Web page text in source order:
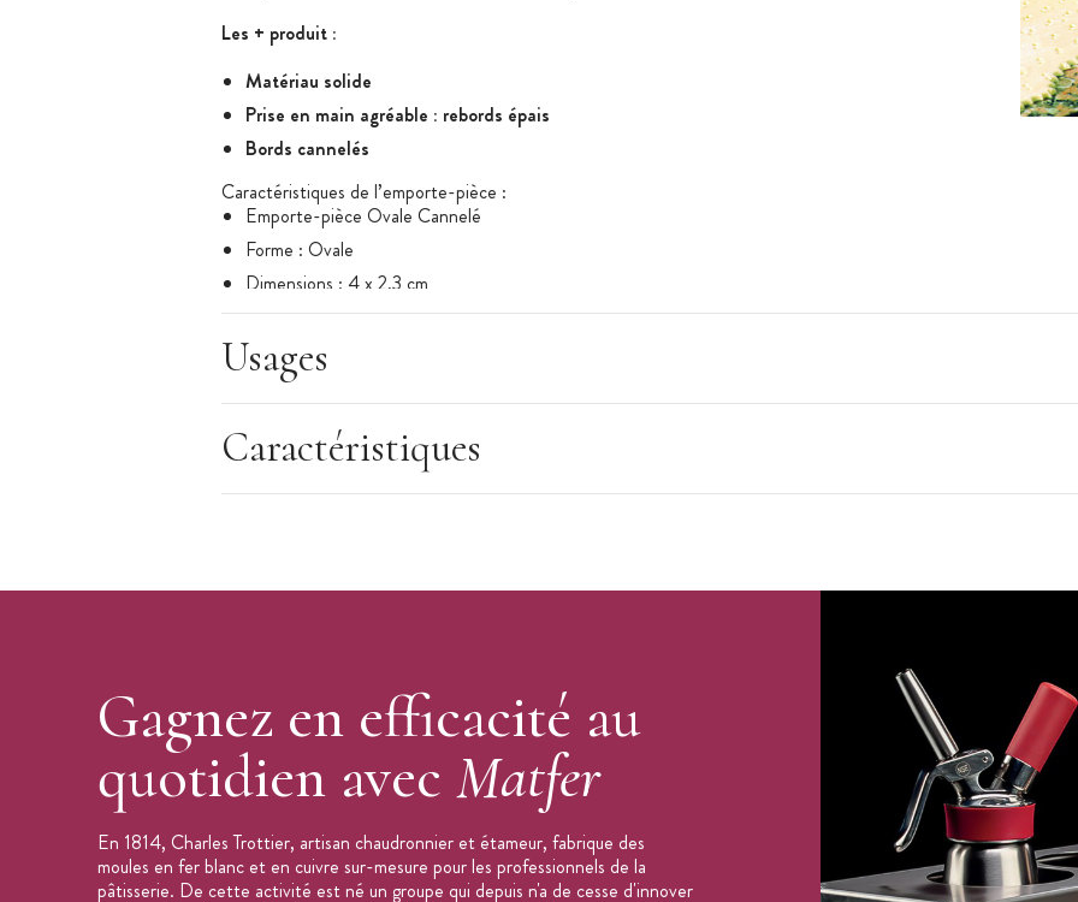
Les + produit :
Matériau solide
Prise en main agréable : rebords épais
Bords cannelés
Caractéristiques de l’emporte-pièce :
Emporte-pièce Ovale Cannelé
Forme : Ovale
Dimensions : 4 x 2,3 cm
Matériau : Exoglass
L’Exoglass est imputrescible, indéformable et peut être stérilisé
Rebord épais
Fabriqué en France
Usages
Caractéristiques
Gagnez en efficacité au
quotidien avec Matfer
En 1814, Charles Trottier, artisan chaudronnier et étameur, fabrique des
moules en fer blanc et en cuivre sur-mesure pour les professionnels de la
pâtisserie. De cette activité est né un groupe qui depuis n'a de cesse d'innover